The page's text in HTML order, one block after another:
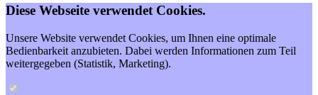
Diese Webseite verwendet Cookies.
Unsere Website verwendet Cookies, um Ihnen eine optimale
Bedienbarkeit anzubieten. Dabei werden Informationen zum Teil
weitergegeben (Statistik, Marketing).